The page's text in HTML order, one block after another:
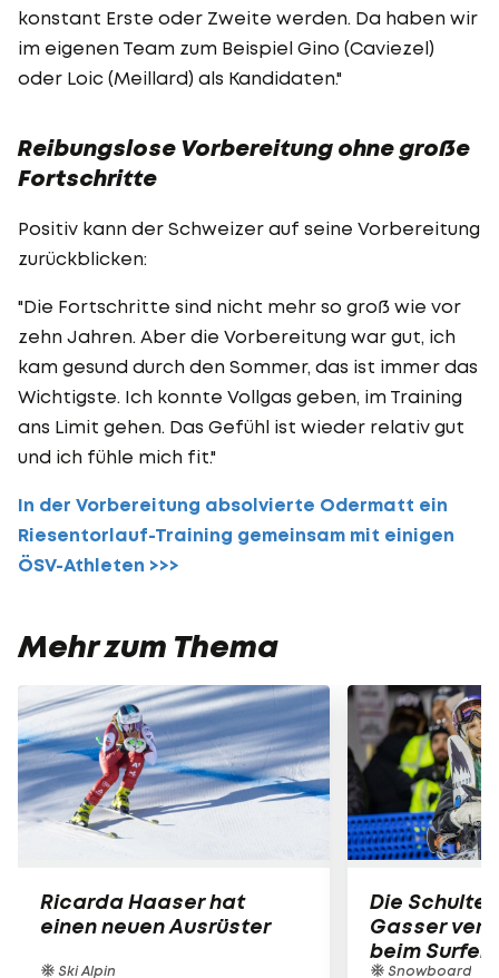
konstant Erste oder Zweite werden. Da haben wir
im eigenen Team zum Beispiel Gino (Caviezel)
oder Loic (Meillard) als Kandidaten."
Reibungslose Vorbereitung ohne große
Fortschritte
Positiv kann der Schweizer auf seine Vorbereitung
zurückblicken:
"Die Fortschritte sind nicht mehr so groß wie vor
zehn Jahren. Aber die Vorbereitung war gut, ich
kam gesund durch den Sommer, das ist immer das
Wichtigste. Ich konnte Vollgas geben, im Training
ans Limit gehen. Das Gefühl ist wieder relativ gut
und ich fühle mich fit."
In der Vorbereitung absolvierte Odermatt ein
Riesentorlauf-Training gemeinsam mit einigen
ÖSV-Athleten >>>
Mehr zum Thema
Ricarda Haaser hat
einen neuen Ausrüster
Ski Alpin
Die
Gasser
beim Surfen
Snowboard